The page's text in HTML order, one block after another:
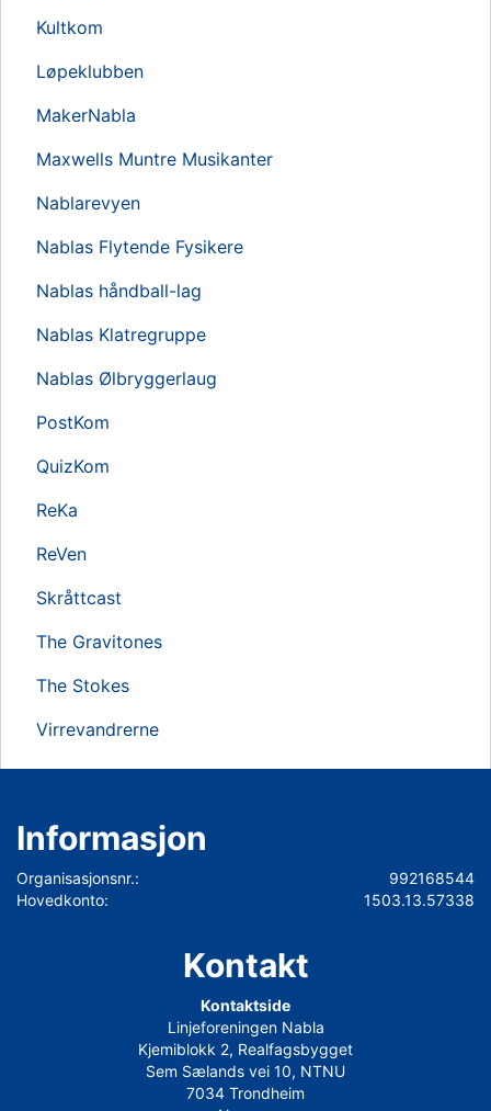
Kultkom
Løpeklubben
MakerNabla
Maxwells Muntre Musikanter
Nablarevyen
Nablas Flytende Fysikere
Nablas håndball-lag
Nablas Klatregruppe
Nablas Ølbryggerlaug
PostKom
QuizKom
ReKa
ReVen
Skråttcast
The Gravitones
The Stokes
Virrevandrerne
Informasjon
Organisasjonsnr.:
992168544
Hovedkonto:
1503.13.57338
Kontakt
Kontaktside
Linjeforeningen Nabla
Kjemiblokk 2, Realfagsbygget
Sem Sælands vei 10, NTNU
7034 Trondheim